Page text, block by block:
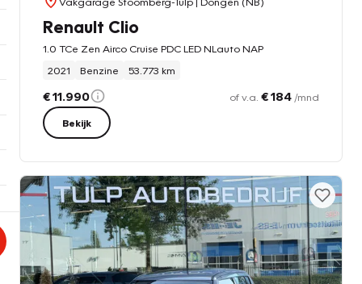
Renault Clio
1.0 TCe Zen Airco Cruise PDC LED NLauto NAP
2021
Benzine 53.773 km
€ 11.990 of v.a. € 184 /mnd
Bekijk